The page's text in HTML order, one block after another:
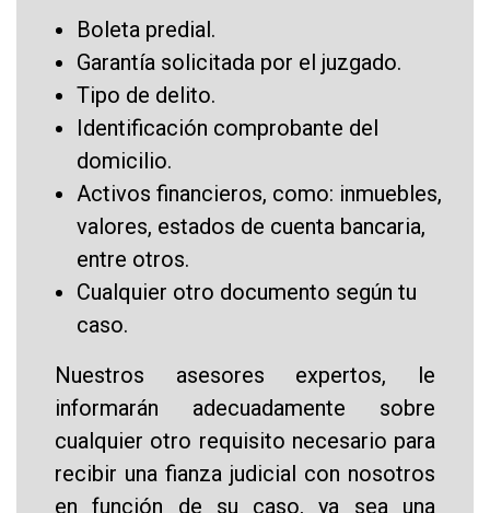
Boleta predial.
Garantía solicitada por el juzgado.
Tipo de delito.
Identificación comprobante del
domicilio.
Activos financieros, como: inmuebles,
valores, estados de cuenta bancaria,
entre otros.
Cualquier otro documento según tu
caso.
Nuestros asesores expertos, le
informarán adecuadamente sobre
cualquier otro requisito necesario para
recibir una fianza judicial con nosotros
en función de su caso, ya sea una